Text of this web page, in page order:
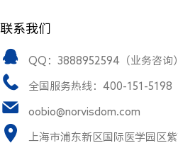
联系我们
QQ：3888952594（业务咨询）
全国服务热线：400-151-5198
oobio@norvisdom.com
上海市浦东新区国际医学园区